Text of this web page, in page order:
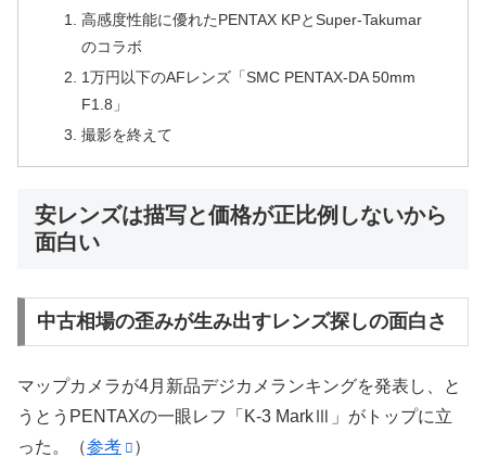
高感度性能に優れたPENTAX KPとSuper-Takumar
のコラボ
1万円以下のAFレンズ「SMC PENTAX-DA 50mm
F1.8」
撮影を終えて
安レンズは描写と価格が正比例しないから
面白い
中古相場の歪みが生み出すレンズ探しの面白さ
マップカメラが4月新品デジカメランキングを発表し、と
うとうPENTAXの一眼レフ「K-3 MarkⅢ」がトップに立
った。（参考 ）